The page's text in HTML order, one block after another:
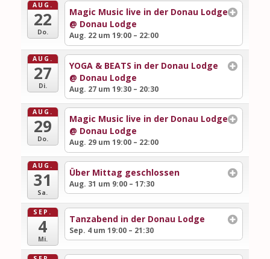
AUG.
22
Do.
Magic Music live in der Donau Lodge
@ Donau Lodge
Aug. 22 um 19:00 – 22:00
AUG.
27
Di.
YOGA & BEATS in der Donau Lodge
@ Donau Lodge
Aug. 27 um 19:30 – 20:30
AUG.
29
Do.
Magic Music live in der Donau Lodge
@ Donau Lodge
Aug. 29 um 19:00 – 22:00
AUG.
31
Sa.
Über Mittag geschlossen
Aug. 31 um 9:00 – 17:30
SEP.
4
Mi.
Tanzabend in der Donau Lodge
Sep. 4 um 19:00 – 21:30